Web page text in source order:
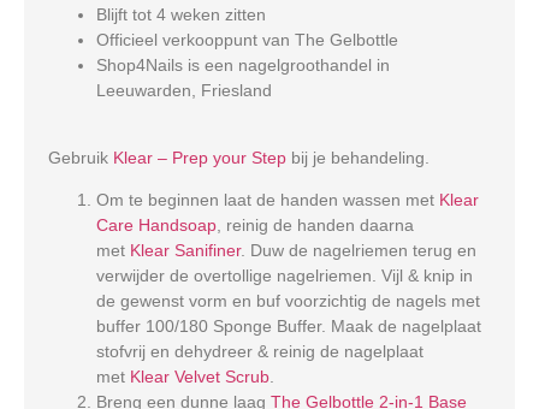
Blijft tot 4 weken zitten
Officieel verkooppunt van The Gelbottle
Shop4Nails is een nagelgroothandel in
Leeuwarden, Friesland
Gebruik Klear – Prep your Step bij je behandeling.
Om te beginnen laat de handen wassen met Klear
Care Handsoap, reinig de handen daarna
met Klear Sanifiner. Duw de nagelriemen terug en
verwijder de overtollige nagelriemen. Vijl & knip in
de gewenst vorm en buf voorzichtig de nagels met
buffer 100/180 Sponge Buffer. Maak de nagelplaat
stofvrij en dehydreer & reinig de nagelplaat
met Klear Velvet Scrub.
Breng een dunne laag The Gelbottle 2-in-1 Base